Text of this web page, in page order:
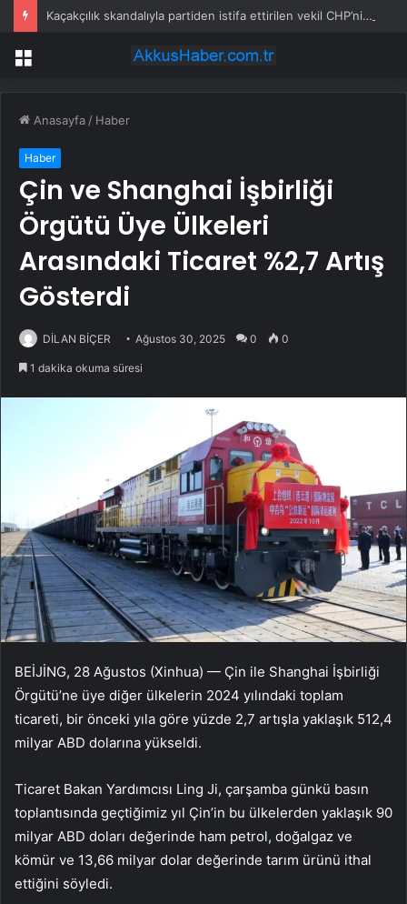
Kaçakçılık skandalıyla partiden istifa ettirilen vekil CHP’nin ilk transferi oldu
Menü
Anasayfa / Haber
Haber
Çin ve Shanghai İşbirliği
Örgütü Üye Ülkeleri
Arasındaki Ticaret %2,7 Artış
Gösterdi
DİLAN BİÇER Ağustos 30, 2025 0 0
1 dakika okuma süresi
BEİJİNG, 28 Ağustos (Xinhua) — Çin ile Shanghai İşbirliği
Örgütü’ne üye diğer ülkelerin 2024 yılındaki toplam
ticareti, bir önceki yıla göre yüzde 2,7 artışla yaklaşık 512,4
milyar ABD dolarına yükseldi.
Ticaret Bakan Yardımcısı Ling Ji, çarşamba günkü basın
toplantısında geçtiğimiz yıl Çin’in bu ülkelerden yaklaşık 90
milyar ABD doları değerinde ham petrol, doğalgaz ve
kömür ve 13,66 milyar dolar değerinde tarım ürünü ithal
ettiğini söyledi.